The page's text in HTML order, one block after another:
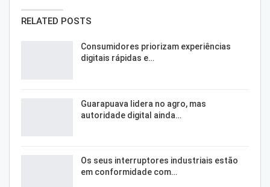
RELATED POSTS
Consumidores priorizam experiências
digitais rápidas e…
Guarapuava lidera no agro, mas
autoridade digital ainda…
Os seus interruptores industriais estão
em conformidade com…